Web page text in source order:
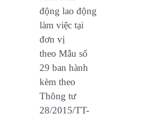
động lao động
làm việc tại
đơn vị
theo Mẫu số
29 ban hành
kèm theo
Thông tư
28/2015/TT-